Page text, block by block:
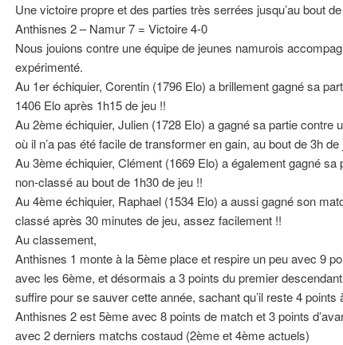
Une victoire propre et des parties très serrées jusqu’au bout
Anthisnes 2 – Namur 7 = Victoire 4-0
Nous jouions contre une équipe de jeunes namurois
expérimenté.
Au 1er échiquier, Corentin (1796 Elo) a brillement gagné sa
1406 Elo après 1h15 de jeu !!
Au 2ème échiquier, Julien (1728 Elo) a gagné sa partie contre
où il n’a pas été facile de transformer en gain, au bout de 3h de
Au 3ème échiquier, Clément (1669 Elo) a également gagné sa
non-classé au bout de 1h30 de jeu !!
Au 4ème échiquier, Raphael (1534 Elo) a aussi gagné son
classé après 30 minutes de jeu, assez facilement !!
Au classement,
Anthisnes 1 monte à la 5ème place et respire un peu avec 9
avec les 6ème, et désormais a 3 points du premier
suffire pour se sauver cette année, sachant qu’il reste 4 points
Anthisnes 2 est 5ème avec 8 points de match et 3 points
avec 2 derniers matchs costaud (2ème et 4ème actuels)